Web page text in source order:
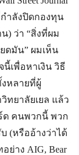
ำลังปิดกองทุน
) ว่า “สิ่งที่ผม
ดมัน” ผมเห็น
เพื่อหาเงิน วิธี
หลายที่ผู้
ทยาลัยเยล แล้ว
ด คนพวกนี้ พวก
(หรืออ้างว่าได้
ย่าง AIG, Bear